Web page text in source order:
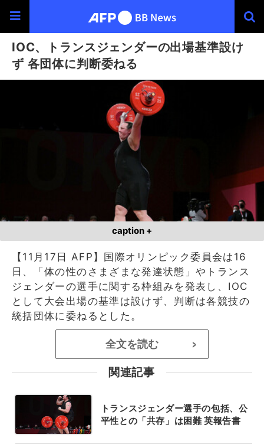
IOC、トランスジェンダーの出場基準設け
ず 各団体に判断委ねる
caption +
【11月17日 AFP】国際オリンピック委員会は16
日、「体の性のさまざまな発達状態」やトランス
ジェンダーの選手に関する枠組みを発表し、IOC
として大会出場の基準は設けず、判断は各競技の
統括団体に委ねるとした。
全文を読む >
関連記事
トランスジェンダー選手の包括、公
平性との「共存」は困難 英報告書